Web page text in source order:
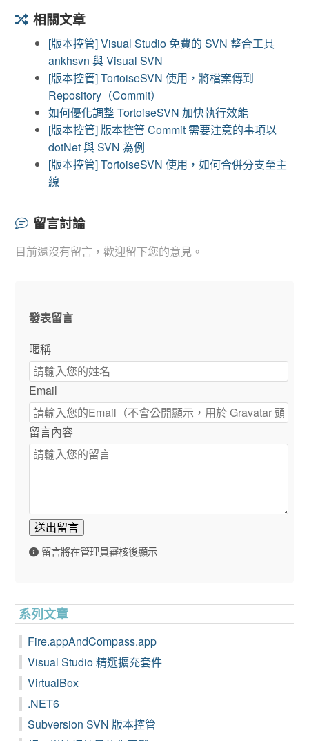
相關文章
[版本控管] Visual Studio 免費的 SVN 整合工具
ankhsvn 與 Visual SVN
[版本控管] TortoiseSVN 使用，將檔案傳到
Repository（Commit）
如何優化調整 TortoiseSVN 加快執行效能
[版本控管] 版本控管 Commit 需要注意的事項以
dotNet 與 SVN 為例
[版本控管] TortoiseSVN 使用，如何合併分支至主
線
留言討論
目前還沒有留言，歡迎留下您的意見。
發表留言
暱稱
Email
留言內容
送出留言
留言將在管理員審核後顯示
系列文章
Fire.appAndCompass.app
Visual Studio 精選擴充套件
VirtualBox
.NET6
Subversion SVN 版本控管